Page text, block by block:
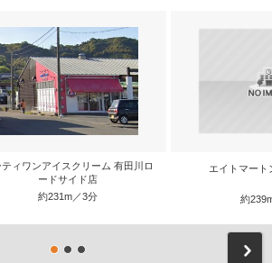
ィワンアイスクリーム 有田川ロ
ードサイド店
約231m／3分
エイトマート
約